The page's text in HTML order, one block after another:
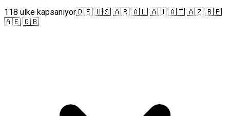
118 ülke kapsanıyor🇩🇪 🇺🇸 🇦🇷 🇦🇱 🇦🇺 🇦🇹 🇦🇿 🇧🇪
🇦🇪 🇬🇧